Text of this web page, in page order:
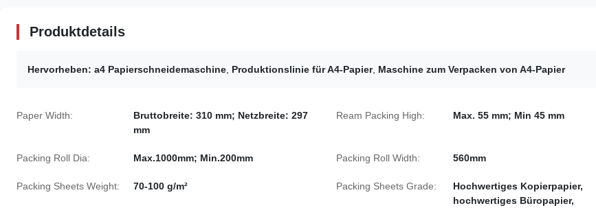
Produktdetails
Hervorheben: a4 Papierschneidemaschine Produktionslinie für A4-Papier, Maschine zum Verpacken von A4-Papier
Paper Width:
Bruttobreite: 310 mm; Netzbreite: 297
mm
Ream Packing High: Max. 55 mm; Min 45 mm
Packing Roll Dia: Max.1000mm; Min.200mm Packing Roll Width: 560mm
Packing Sheets Weight: 70-100 g/m² Packing Sheets Grade:
Hochwertiges Kopierpapier,
hochwertiges Büropapier,